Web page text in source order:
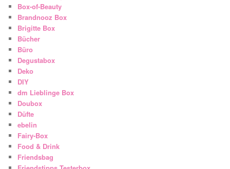
Box-of-Beauty
Brandnooz Box
Brigitte Box
Bücher
Büro
Degustabox
Deko
DIY
dm Lieblinge Box
Doubox
Düfte
ebelin
Fairy-Box
Food & Drink
Friendsbag